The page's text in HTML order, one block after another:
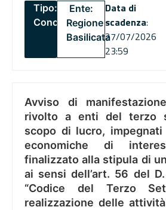
Tipo:
Concorsi
Ente:
Regione
Basilicata
Data di
scadenza:
27/07/2026
23:59
Avviso di
rivolto a enti del terzo
scopo di lucro,
economiche di
finalizzato alla stipula di
ai sensi dell’art. 56 del
“Codice del Terzo
realizzazione delle